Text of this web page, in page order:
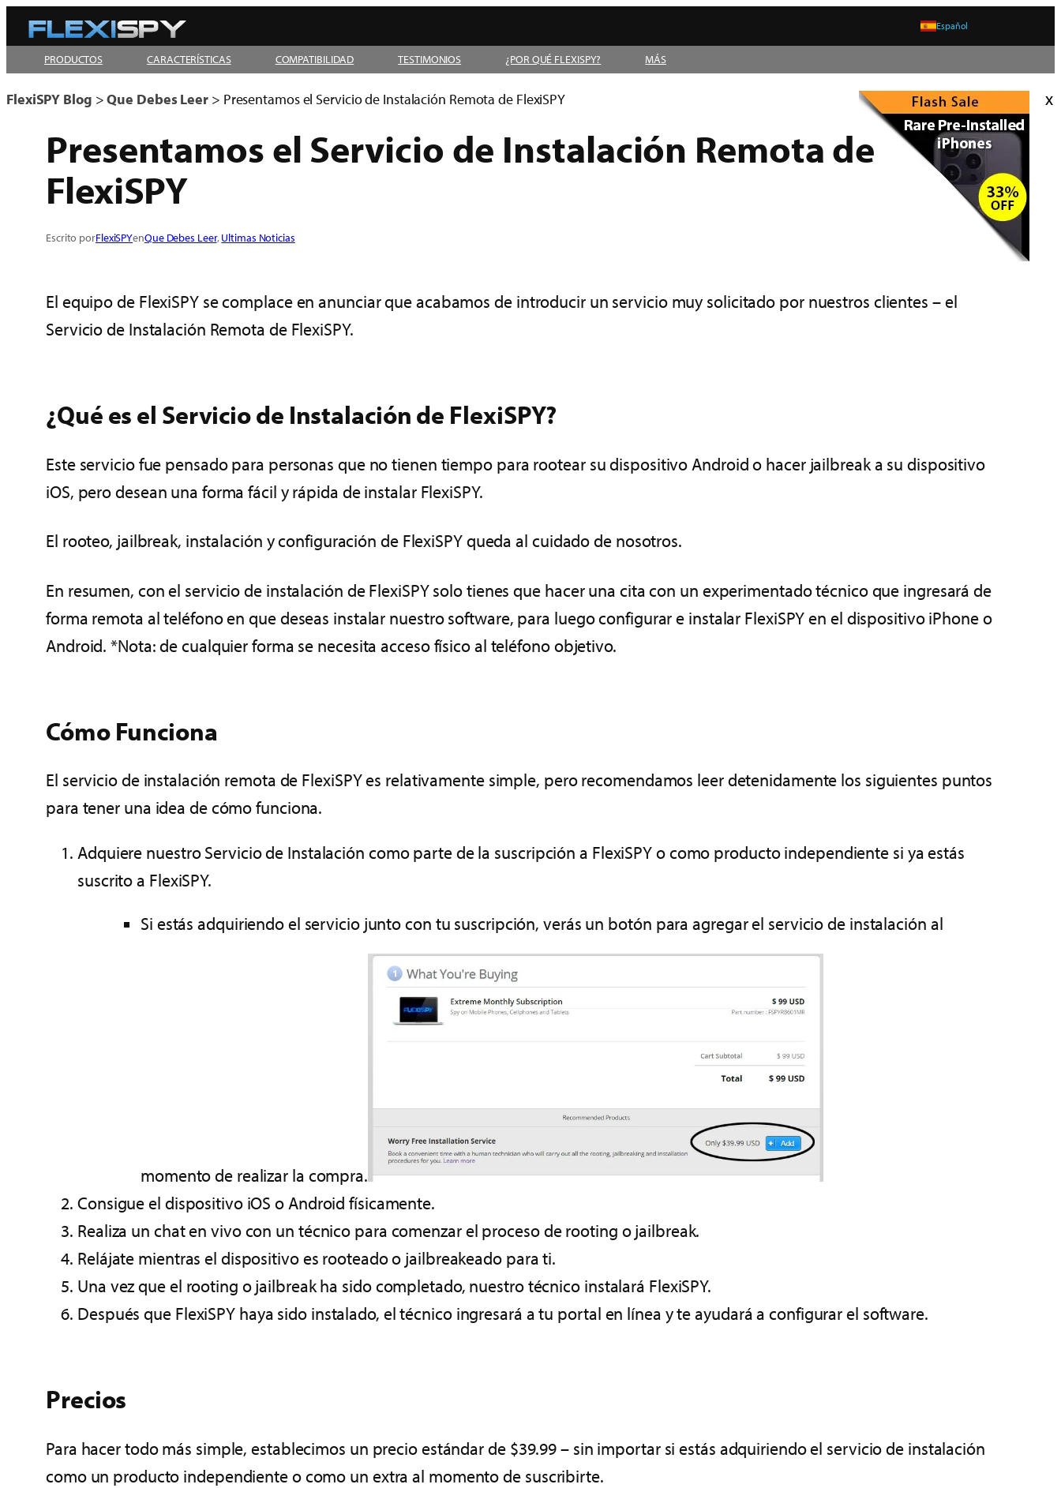
Skip
to
content
Español
PRODUCTOS CARACTERÍSTICAS COMPATIBILIDAD TESTIMONIOS ¿POR QUÉ FLEXISPY? MÁS
x
FlexiSPY Blog >Que Debes Leer > Presentamos el Servicio de Instalación Remota de FlexiSPY
Presentamos el Servicio de Instalación Remota de
FlexiSPY
Escrito porFlexiSPYenQue Debes Leer, Ultimas Noticias
El equipo de FlexiSPY se complace en anunciar que acabamos de introducir un servicio muy solicitado por nuestros clientes – el
Servicio de Instalación Remota de FlexiSPY.
¿Qué es el Servicio de Instalación de FlexiSPY?
Este servicio fue pensado para personas que no tienen tiempo para rootear su dispositivo Android o hacer jailbreak a su dispositivo
iOS, pero desean una forma fácil y rápida de instalar FlexiSPY.
El rooteo, jailbreak, instalación y configuración de FlexiSPY queda al cuidado de nosotros.
En resumen, con el servicio de instalación de FlexiSPY solo tienes que hacer una cita con un experimentado técnico que ingresará de
forma remota al teléfono en que deseas instalar nuestro software, para luego configurar e instalar FlexiSPY en el dispositivo iPhone o
Android. *Nota: de cualquier forma se necesita acceso físico al teléfono objetivo.
Cómo Funciona
El servicio de instalación remota de FlexiSPY es relativamente simple, pero recomendamos leer detenidamente los siguientes puntos
para tener una idea de cómo funciona.
Adquiere nuestro Servicio de Instalación como parte de la suscripción a FlexiSPY o como producto independiente si ya estás
suscrito a FlexiSPY.
Si estás adquiriendo el servicio junto con tu suscripción, verás un botón para agregar el servicio de instalación al
momento de realizar la compra.
Consigue el dispositivo iOS o Android físicamente.
Realiza un chat en vivo con un técnico para comenzar el proceso de rooting o jailbreak.
Relájate mientras el dispositivo es rooteado o jailbreakeado para ti.
Una vez que el rooting o jailbreak ha sido completado, nuestro técnico instalará FlexiSPY.
Después que FlexiSPY haya sido instalado, el técnico ingresará a tu portal en línea y te ayudará a configurar el software.
Precios
Para hacer todo más simple, establecimos un precio estándar de $39.99 – sin importar si estás adquiriendo el servicio de instalación
como un producto independiente o como un extra al momento de suscribirte.